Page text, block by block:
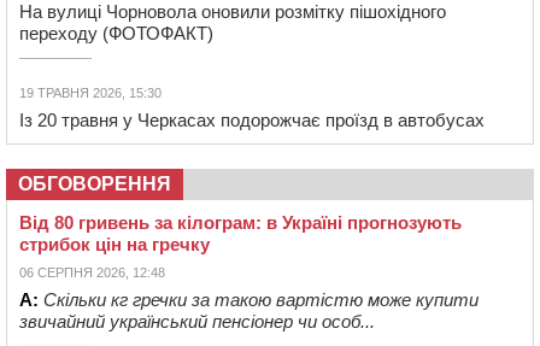
На вулиці Чорновола оновили розмітку пішохідного
переходу (ФОТОФАКТ)
19 ТРАВНЯ 2026, 15:30
Із 20 травня у Черкасах подорожчає проїзд в автобусах
ОБГОВОРЕННЯ
Від 80 гривень за кілограм: в Україні прогнозують
стрибок цін на гречку
06 СЕРПНЯ 2026, 12:48
А: Скільки кг гречки за такою вартістю може купити
звичайний український пенсіонер чи особ...